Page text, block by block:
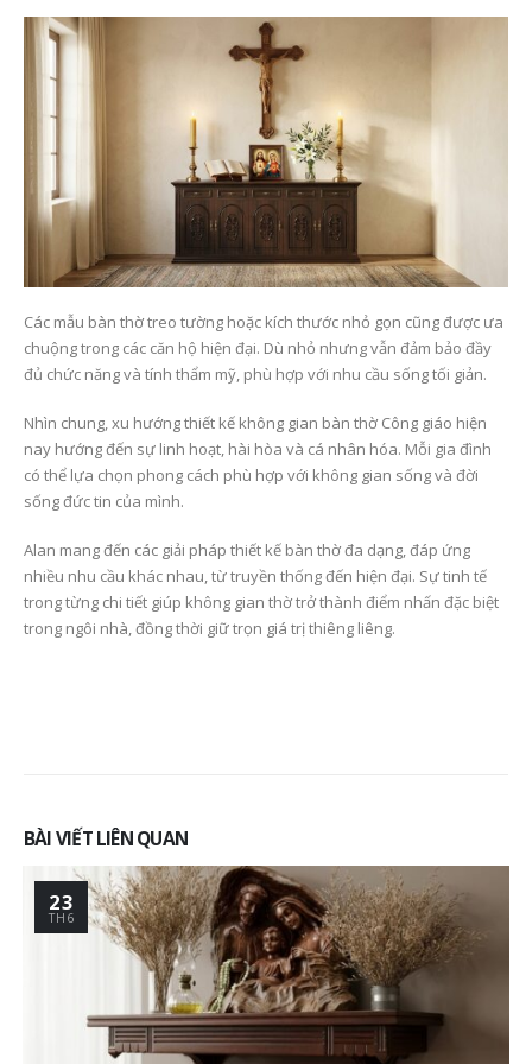
Các mẫu bàn thờ treo tường hoặc kích thước nhỏ gọn cũng được ưa
chuộng trong các căn hộ hiện đại. Dù nhỏ nhưng vẫn đảm bảo đầy
đủ chức năng và tính thẩm mỹ, phù hợp với nhu cầu sống tối giản.
Nhìn chung, xu hướng thiết kế không gian bàn thờ Công giáo hiện
nay hướng đến sự linh hoạt, hài hòa và cá nhân hóa. Mỗi gia đình
có thể lựa chọn phong cách phù hợp với không gian sống và đời
sống đức tin của mình.
Alan mang đến các giải pháp thiết kế bàn thờ đa dạng, đáp ứng
nhiều nhu cầu khác nhau, từ truyền thống đến hiện đại. Sự tinh tế
trong từng chi tiết giúp không gian thờ trở thành điểm nhấn đặc biệt
trong ngôi nhà, đồng thời giữ trọn giá trị thiêng liêng.
BÀI VIẾT LIÊN QUAN
26
TH9